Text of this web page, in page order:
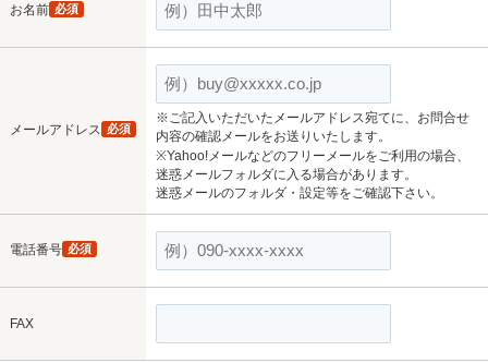
お名前 必須
メールアドレス 必須
※ご記入いただいたメールアドレス宛てに、お問合せ
内容の確認メールをお送りいたします。
※Yahoo!メールなどのフリーメールをご利用の場合、
迷惑メールフォルダに入る場合があります。
迷惑メールのフォルダ・設定等をご確認下さい。
電話番号 必須
FAX